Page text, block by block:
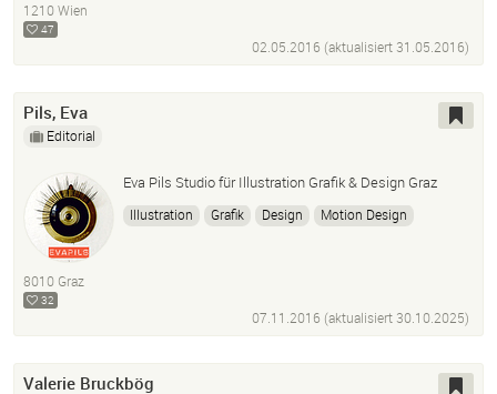
1210 Wien
47
02.05.2016 (aktualisiert 31.05.2016)
Pils, Eva
Editorial
Eva Pils Studio für Illustration Grafik & Design Graz
Illustration Grafik Design
Motion Design
8010 Graz
32
07.11.2016 (aktualisiert 30.10.2025)
Valerie Bruckbög